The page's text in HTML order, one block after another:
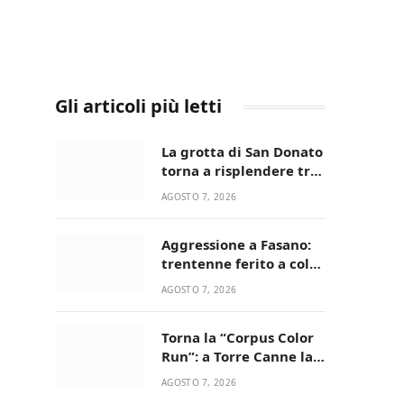
Gli articoli più letti
La grotta di San Donato
torna a risplendere tra
fede, natura e
AGOSTO 7, 2026
Aggressione a Fasano:
trentenne ferito a colpi
di pistola in casa
AGOSTO 7, 2026
Torna la “Corpus Color
Run”: a Torre Canne la
corsa più allegra e
AGOSTO 7, 2026